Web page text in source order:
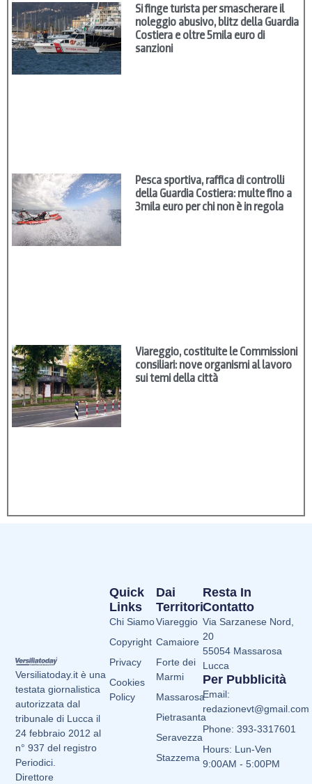
Si finge turista per smascherare il
noleggio abusivo, blitz della Guardia
Costiera e oltre 5mila euro di
sanzioni
Pesca sportiva, raffica di controlli
della Guardia Costiera: multe fino a
3mila euro per chi non è in regola
Viareggio, costituite le Commissioni
consiliari: nove organismi al lavoro
sui temi della città
Versiliatoday.it è una
testata giornalistica
autorizzata dal
tribunale di Lucca il
24 febbraio 2012 al
n° 937 del registro
Periodici.
Direttore
Dai
Territori
Viareggio
Camaiore
Forte dei
Marmi
Massarosa
Pietrasanta
Seravezza
Stazzema
Quick
Links
Chi Siamo
Copyright
Privacy
Cookies
Policy
Resta In
Contatto
Via Sarzanese Nord,
20
55054 Massarosa
Lucca
Per Pubblicità
Email:
redazionevt@gmail.com
Phone: 393-3317601
Hours: Lun-Ven
9:00AM - 5:00PM